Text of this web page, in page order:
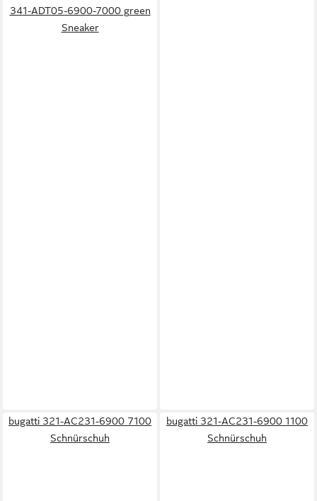
341-ADT05-6900-7000 green
Sneaker
bugatti 321-AC231-6900 7100
Schnürschuh
bugatti 321-AC231-6900 1100
Schnürschuh